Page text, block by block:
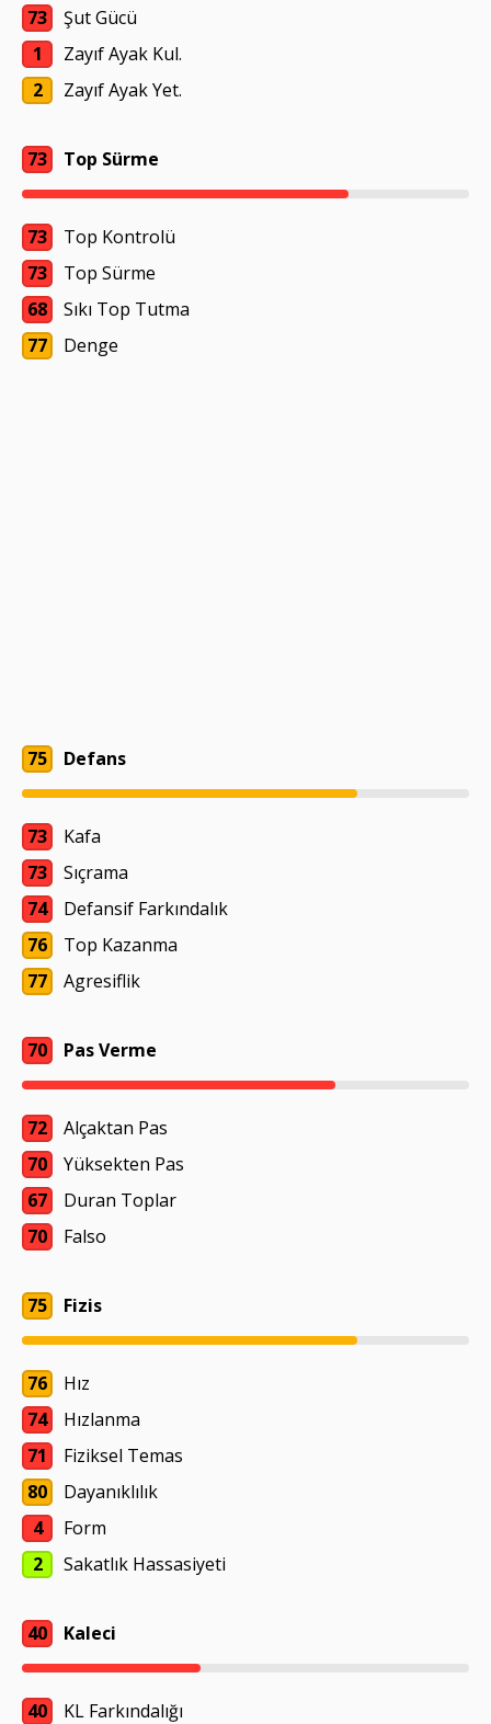
73
Şut Gücü
1
Zayıf Ayak Kul.
2
Zayıf Ayak Yet.
73 Top Sürme
73
Top Kontrolü
73
Top Sürme
68
Sıkı Top Tutma
77
Denge
75 Defans
73
Kafa
73
Sıçrama
74
Defansif Farkındalık
76
Top Kazanma
77
Agresiflik
70 Pas Verme
72
Alçaktan Pas
70
Yüksekten Pas
67
Duran Toplar
70
Falso
75 Fizis
76
Hız
74
Hızlanma
71
Fiziksel Temas
80
Dayanıklılık
4
Form
2
Sakatlık Hassasiyeti
40 Kaleci
40 KL Farkındalığı